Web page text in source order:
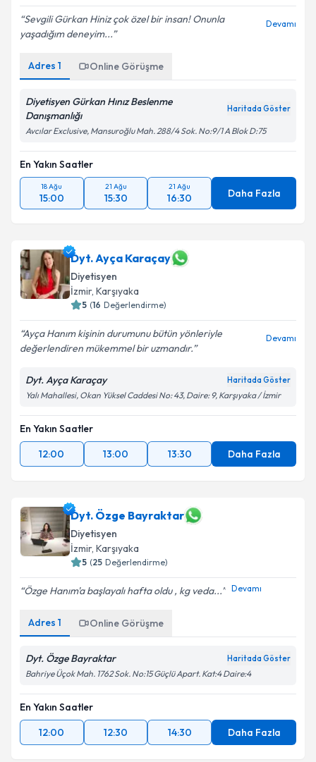
Sevgili Gürkan Hiniz çok özel bir insan! Onunla
yaşadığım deneyim...
Devamı
Adres 1 Online Görüşme
Diyetisyen Gürkan Hınız Beslenme
Danışmanlığı
Haritada Göster
Avcılar Exclusive, Mansuroğlu Mah. 288/4 Sok. No:9/1 A Blok D:75
En Yakın Saatler
18 Ağu
15:00
21 Ağu
15:30
21 Ağu
16:30 Daha Fazla
Dyt. Ayça Karaçay
Diyetisyen
İzmir, Karşıyaka
5 (16 Değerlendirme)
Ayça Hanım kişinin durumunu bütün yönleriyle
değerlendiren mükemmel bir uzmandır.
Devamı
Dyt. Ayça Karaçay Haritada Göster
Yalı Mahallesi, Okan Yüksel Caddesi No: 43, Daire: 9, Karşıyaka / İzmir
En Yakın Saatler
12:00
13:00 13:30 Daha Fazla
Dyt. Özge Bayraktar
Diyetisyen
İzmir, Karşıyaka
5 (25 Değerlendirme)
Özge Hanım'a başlayalı hafta oldu , kg veda... Devamı
Adres 1 Online Görüşme
Dyt. Özge Bayraktar Haritada Göster
Bahriye Üçok Mah. 1762 Sok. No:15 Güçlü Apart. Kat:4 Daire:4
En Yakın Saatler
12:00
12:30 14:30 Daha Fazla